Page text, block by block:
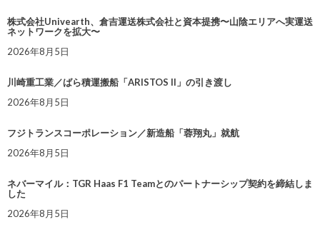
株式会社Univearth、倉吉運送株式会社と資本提携〜山陰エリアへ実運送
ネットワークを拡大〜
2026年8月5日
川崎重工業／ばら積運搬船「ARISTOS II」の引き渡し
2026年8月5日
フジトランスコーポレーション／新造船「蓉翔丸」就航
2026年8月5日
ネバーマイル：TGR Haas F1 Teamとのパートナーシップ契約を締結しま
した
2026年8月5日